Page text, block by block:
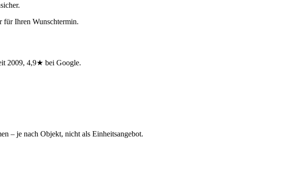
für Ihren Wunschtermin.
2009, 4,9★ bei Google.
– je nach Objekt, nicht als Einheitsangebot.